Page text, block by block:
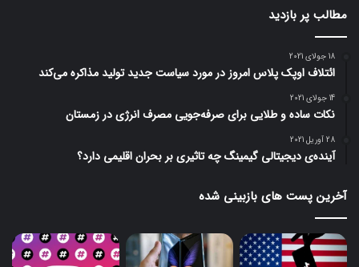
مطالب پر بازدید
18 جولای 2021
ائتلاف اوپک پلاس امروز در مورد سیاست جدید تولید مذاکره می‌کند
14 جولای 2021
نکات ساده و طلایی برای صرفه‌جویی مصرف انرژی در زمستان
28 آوریل 2021
آینده‌ی دیجیتالی گیمینگ چه تاثیری بر بحران اقلیمی دارد؟
آخرین پست های بازبینی شده